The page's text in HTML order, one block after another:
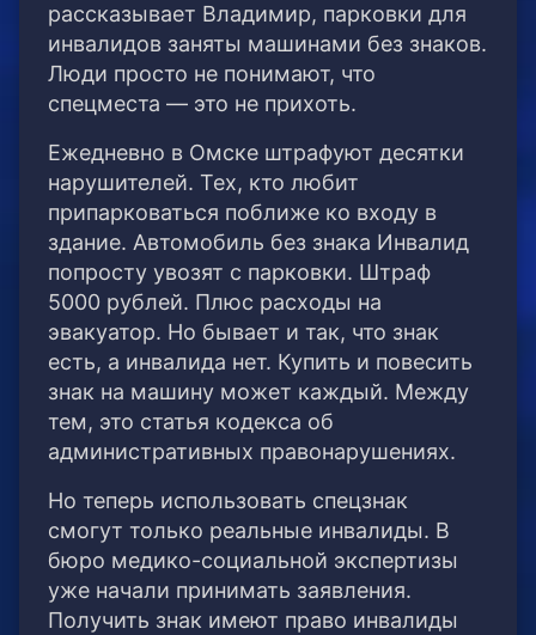
рассказывает Владимир, парковки для
инвалидов заняты машинами без знаков.
Люди просто не понимают, что
спецместа — это не прихоть.
Ежедневно в Омске штрафуют десятки
нарушителей. Тех, кто любит
припарковаться поближе ко входу в
здание. Автомобиль без знака Инвалид
попросту увозят с парковки. Штраф
5000 рублей. Плюс расходы на
эвакуатор. Но бывает и так, что знак
есть, а инвалида нет. Купить и повесить
знак на машину может каждый. Между
тем, это статья кодекса об
административных правонарушениях.
Но теперь использовать спецзнак
смогут только реальные инвалиды. В
бюро медико-социальной экспертизы
уже начали принимать заявления.
Получить знак имеют право инвалиды